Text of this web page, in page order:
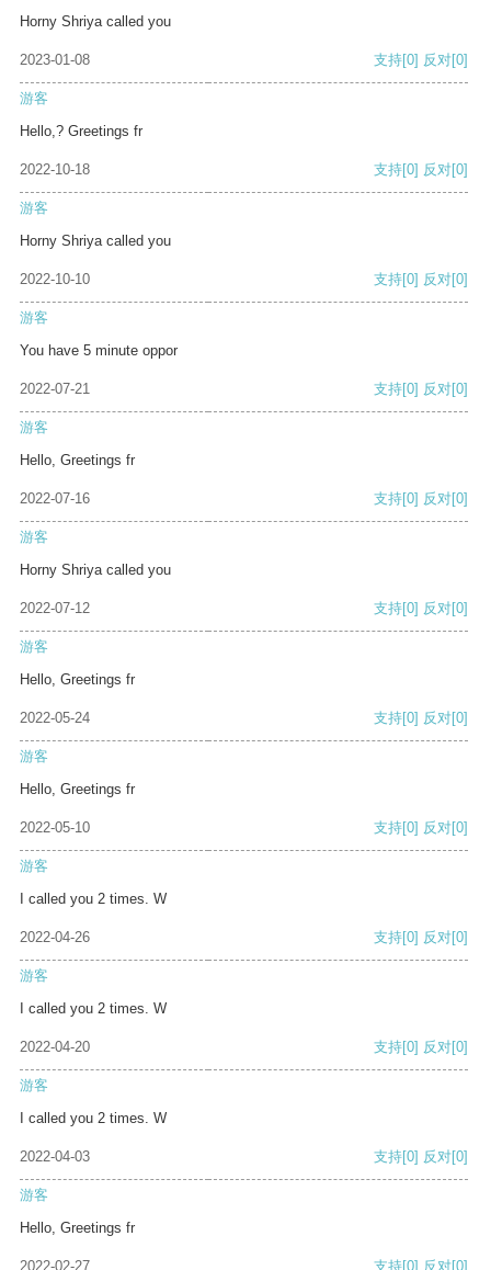
Horny Shriya called you
2023-01-08 支持[0] 反对[0]
游客
Hello,? Greetings fr
2022-10-18 支持[0] 反对[0]
游客
Horny Shriya called you
2022-10-10 支持[0] 反对[0]
游客
You have 5 minute oppor
2022-07-21 支持[0] 反对[0]
游客
Hello, Greetings fr
2022-07-16 支持[0] 反对[0]
游客
Horny Shriya called you
2022-07-12 支持[0] 反对[0]
游客
Hello, Greetings fr
2022-05-24 支持[0] 反对[0]
游客
Hello, Greetings fr
2022-05-10 支持[0] 反对[0]
游客
I called you 2 times. W
2022-04-26 支持[0] 反对[0]
游客
I called you 2 times. W
2022-04-20 支持[0] 反对[0]
游客
I called you 2 times. W
2022-04-03 支持[0] 反对[0]
游客
Hello, Greetings fr
2022-02-27 支持[0] 反对[0]